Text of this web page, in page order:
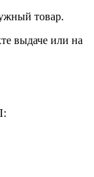
товар.
выдаче или на